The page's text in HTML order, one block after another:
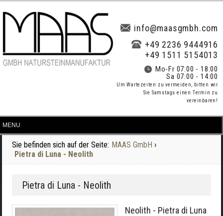
info@maasgmbh.com
+49 2236 9444916
+49 1511 5154013
Mo-Fr 07:00 - 18:00
Sa 07:00 - 14:00
Um Wartezeiten zu vermeiden, bitten wir
Sie Samstags einen Termin zu
vereinbaren!
Sie befinden sich auf der Seite: MAAS GmbH ›
Pietra di Luna - Neolith
Pietra di Luna - Neolith
Neolith - Pietra di Luna